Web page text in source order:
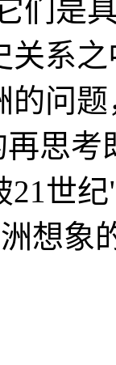
们是
关系
的问
思考
21世
想象